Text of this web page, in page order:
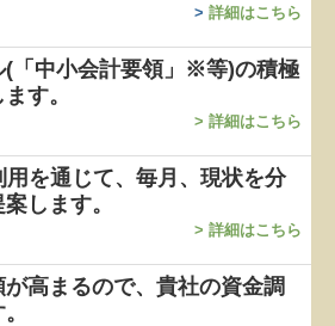
ご紹介
とは
ド講座
> 詳細はこちら
(「中小会計要領」※等)の積極
す。
> 詳細はこちら
を通じて、毎月、現状を分
します。
> 詳細はこちら
高まるので、貴社の資金調